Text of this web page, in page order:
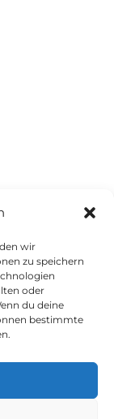
wir
zu speichern
oder
du deine
bestimmte